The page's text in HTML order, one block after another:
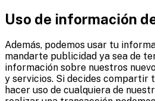
Uso de información
Además, podemos usar tu
mandarte publicidad ya sea de
información sobre nuestros
y servicios. Si decides compartir
hacer uso de cualquiera de